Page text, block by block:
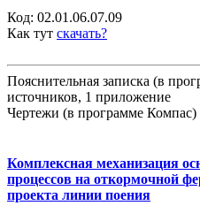
Код: 02.01.06.07.09
Как тут скачать?
Пояснительная записка (в
источников, 1 приложение
Чертежи (в программе Компас)
Комплексная механизация
процессов на откормочной
проекта линии поения